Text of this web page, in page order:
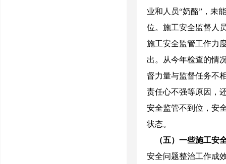
业和人员“奶酪”，未
位。施工安全监督人
施工安全监管工作力
出。从今年检查的情
督力量与监督任务不
责任心不强等原因，
安全监管不到位，安
状态。
（五）一些施工安
安全问题整治工作成